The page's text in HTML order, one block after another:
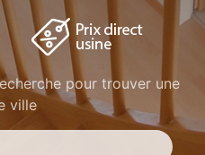
pour trouver une
ville